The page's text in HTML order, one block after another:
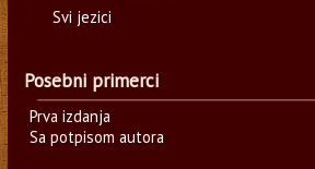
Svi jezici
Posebni primerci
Prva izdanja
Sa potpisom autora